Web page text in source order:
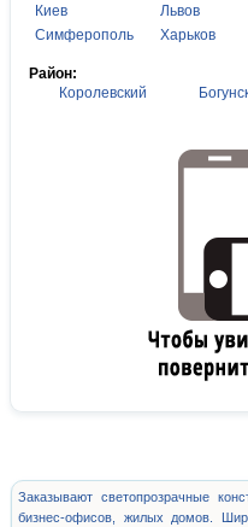
Киев
Львов
Симферополь
Харьков
Район:
Королевский
Заказывают светопрозрачные
бизнес-офисов, жилых домов.